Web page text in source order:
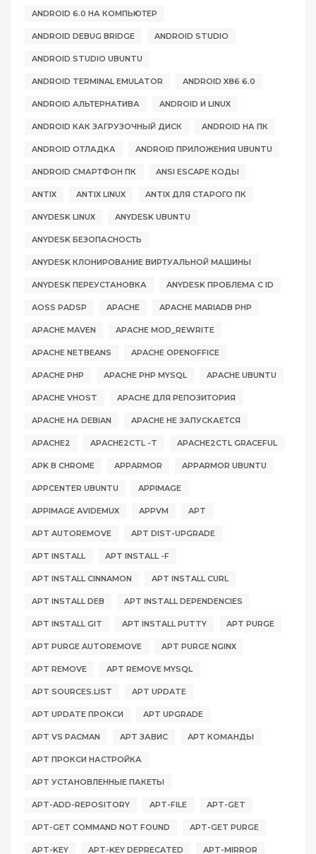
ANDROID 6.0 НА КОМПЬЮТЕР
ANDROID DEBUG BRIDGE ANDROID STUDIO
ANDROID STUDIO UBUNTU
ANDROID TERMINAL EMULATOR ANDROID X86 6.0
ANDROID АЛЬТЕРНАТИВА ANDROID И LINUX
ANDROID КАК ЗАГРУЗОЧНЫЙ ДИСК ANDROID НА ПК
ANDROID ОТЛАДКА ANDROID ПРИЛОЖЕНИЯ UBUNTU
ANDROID СМАРТФОН ПК ANSI ESCAPE КОДЫ
ANTIX ANTIX LINUX ANTIX ДЛЯ СТАРОГО ПК
ANYDESK LINUX ANYDESK UBUNTU
ANYDESK БЕЗОПАСНОСТЬ
ANYDESK КЛОНИРОВАНИЕ ВИРТУАЛЬНОЙ МАШИНЫ
ANYDESK ПЕРЕУСТАНОВКА ANYDESK ПРОБЛЕМА С ID
AOSS PADSP APACHE APACHE MARIADB PHP
APACHE MAVEN APACHE MOD_REWRITE
APACHE NETBEANS APACHE OPENOFFICE
APACHE PHP APACHE PHP MYSQL APACHE UBUNTU
APACHE VHOST APACHE ДЛЯ РЕПОЗИТОРИЯ
APACHE НА DEBIAN APACHE НЕ ЗАПУСКАЕТСЯ
APACHE2 APACHE2CTL -T APACHE2CTL GRACEFUL
APK В CHROME APPARMOR APPARMOR UBUNTU
APPCENTER UBUNTU APPIMAGE
APPIMAGE AVIDEMUX APPVM APT
APT AUTOREMOVE APT DIST-UPGRADE
APT INSTALL APT INSTALL -F
APT INSTALL CINNAMON APT INSTALL CURL
APT INSTALL DEB APT INSTALL DEPENDENCIES
APT INSTALL GIT APT INSTALL PUTTY APT PURGE
APT PURGE AUTOREMOVE APT PURGE NGINX
APT REMOVE APT REMOVE MYSQL
APT SOURCES.LIST APT UPDATE
APT UPDATE ПРОКСИ APT UPGRADE
APT VS PACMAN APT ЗАВИС APT КОМАНДЫ
APT ПРОКСИ НАСТРОЙКА
APT УСТАНОВЛЕННЫЕ ПАКЕТЫ
APT-ADD-REPOSITORY APT-FILE APT-GET
APT-GET COMMAND NOT FOUND APT-GET PURGE
APT-KEY APT-KEY DEPRECATED APT-MIRROR